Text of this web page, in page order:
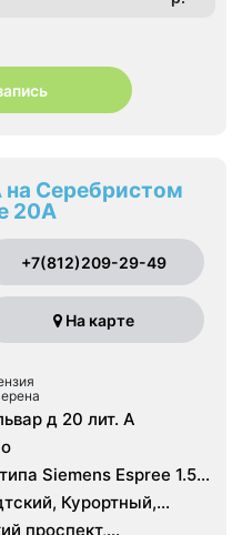
Серебристом
20А
+7(812)209-29-49
На карте
д 20 лит. А
Siemens Espree 1.5
16 срезов
Курортный,
проспект,